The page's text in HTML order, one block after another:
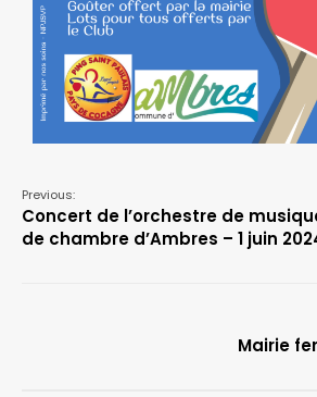
Previous:
Concert de l’orchestre de
de chambre d’Ambres – 1 juin
Mairie